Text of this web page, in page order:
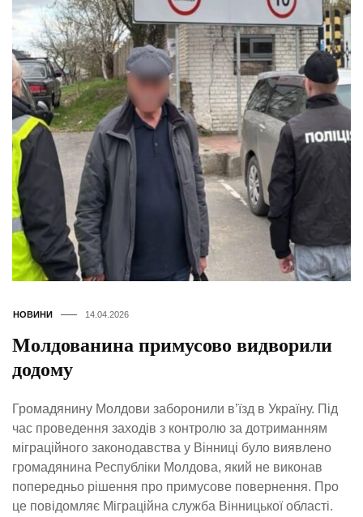
НОВИНИ 14.04.2026
Молдованина примусово видворили
додому
Громадянину Молдови заборонили в’їзд в Україну. Під
час проведення заходів з контролю за дотриманням
міграційного законодавства у Вінниці було виявлено
громадянина Республіки Молдова, який не виконав
попередньо рішення про примусове повернення. Про
це повідомляє Міграційна служба Вінницької області.